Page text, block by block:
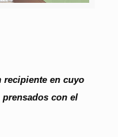
en cuyo
con el